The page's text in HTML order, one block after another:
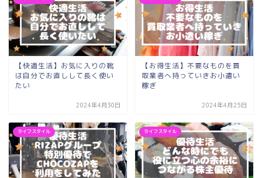
【快適生活】お気に入りの靴
は自分でお直しして長く使い
たい
2024年4月30日
【お得生活】不要なものを買
取業者へ持っていきお小遣い
稼ぎ
2024年4月25日
ライフスタイル ライフスタイル